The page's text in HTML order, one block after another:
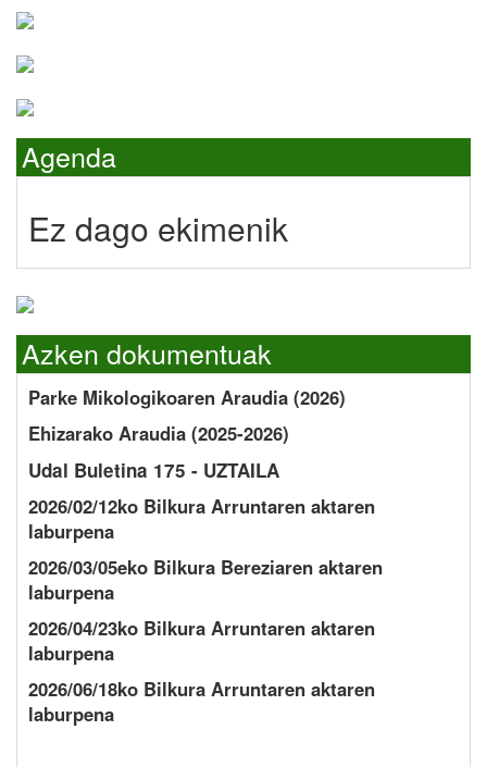
Agenda
Ez dago ekimenik
Azken dokumentuak
Parke Mikologikoaren Araudia (2026)
Ehizarako Araudia (2025-2026)
Udal Buletina 175 - UZTAILA
2026/02/12ko Bilkura Arruntaren aktaren
laburpena
2026/03/05eko Bilkura Bereziaren aktaren
laburpena
2026/04/23ko Bilkura Arruntaren aktaren
laburpena
2026/06/18ko Bilkura Arruntaren aktaren
laburpena